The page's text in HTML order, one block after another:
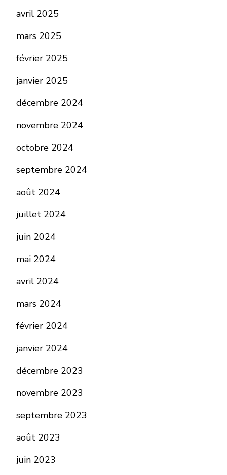
avril 2025
mars 2025
février 2025
janvier 2025
décembre 2024
novembre 2024
octobre 2024
septembre 2024
août 2024
juillet 2024
juin 2024
mai 2024
avril 2024
mars 2024
février 2024
janvier 2024
décembre 2023
novembre 2023
septembre 2023
août 2023
juin 2023